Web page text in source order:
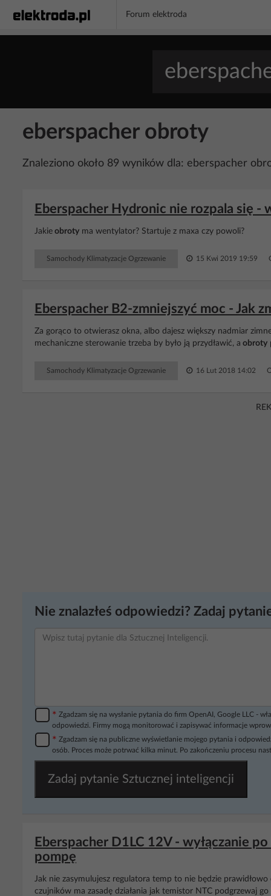
Forum elektroda
eberspacher obroty
Znaleziono około 89 wyników dla: eberspacher
Eberspacher Hydronic nie rozpala się -
Jakie obroty ma wentylator? Startuje z maxa czy powoli?
Samochody Klimatyzacje Ogrzewanie 15 Kwi 2019 19:59
Eberspacher B2-zmniejszyć moc - Jak
Za gorąco to otwierasz okna, albo dajesz większy nadmiar
mechaniczne sterowanie trzeba by było ją przydławić, a obroty
Samochody Klimatyzacje Ogrzewanie 16 Lut 2018 14:02
Nie znalazłeś odpowiedzi? Zadaj
* Zgadzam się na wysłanie pytania do firm OpenAI, Google LLC -
odpowiedzi. Firmy mogą monitorować i zapisywać informacje
* Zgadzam się na publiczne wyświetlanie mojego pytania i
osób. Proces może potrwać kilka minut. Po zakończeniu procesu
Zadaj pytanie Sztucznej inteligencji
Eberspacher D1LC 12V - wyłączanie
pompę
Jak nie zasymulujesz regulatora temp to nie będzie
czujników ma zasadę działania jak temistor NTC podgrzewaj